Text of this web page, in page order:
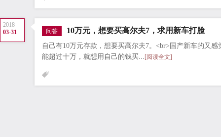
2018
03-31
问答 10万元，想要买高尔夫7，求用新车打脸
自己有10万元存款，想要买高尔夫7。<br>国产新车的又
能超过十万，就想用自己的钱买... [阅读全文]